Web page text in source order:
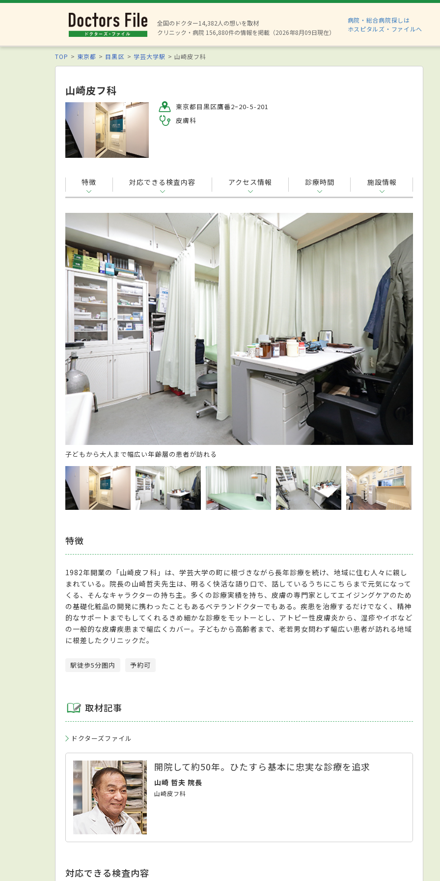
全国のドクター14,382人の想いを取材
クリニック・病院 156,880件の情報を掲載（2026年8月09日現在）
病院・総合病院探しは
ホスピタルズ・ファイルへ
TOP 東京都 目黒区 学芸大学駅 山崎皮フ科
山崎皮フ科
東京都目黒区鷹番2ｰ20-5-201
皮膚科
特徴 対応できる検査内容 アクセス情報 診療時間 施設情報
子どもから大人まで幅広い年齢層の患者が訪れる
特徴
1982年開業の「山崎皮フ科」は、学芸大学の町に根づきながら長年診療を続け、地域に住む人々に親し
まれている。院長の山崎哲夫先生は、明るく快活な語り口で、話しているうちにこちらまで元気になって
くる、そんなキャラクターの持ち主。多くの診療実績を持ち、皮膚の専門家としてエイジングケアのため
の基礎化粧品の開発に携わったこともあるベテランドクターでもある。疾患を治療するだけでなく、精神
的なサポートまでもしてくれるきめ細かな診療をモットーとし、アトピー性皮膚炎から、湿疹やイボなど
の一般的な皮膚疾患まで幅広くカバー。子どもから高齢者まで、老若男女問わず幅広い患者が訪れる地域
に根差したクリニックだ。
駅徒歩5分圏内 予約可
取材記事
ドクターズファイル
開院して約50年。ひたすら基本に忠実な診療を追求
山崎 哲夫 院長
山崎皮フ科
対応できる検査内容